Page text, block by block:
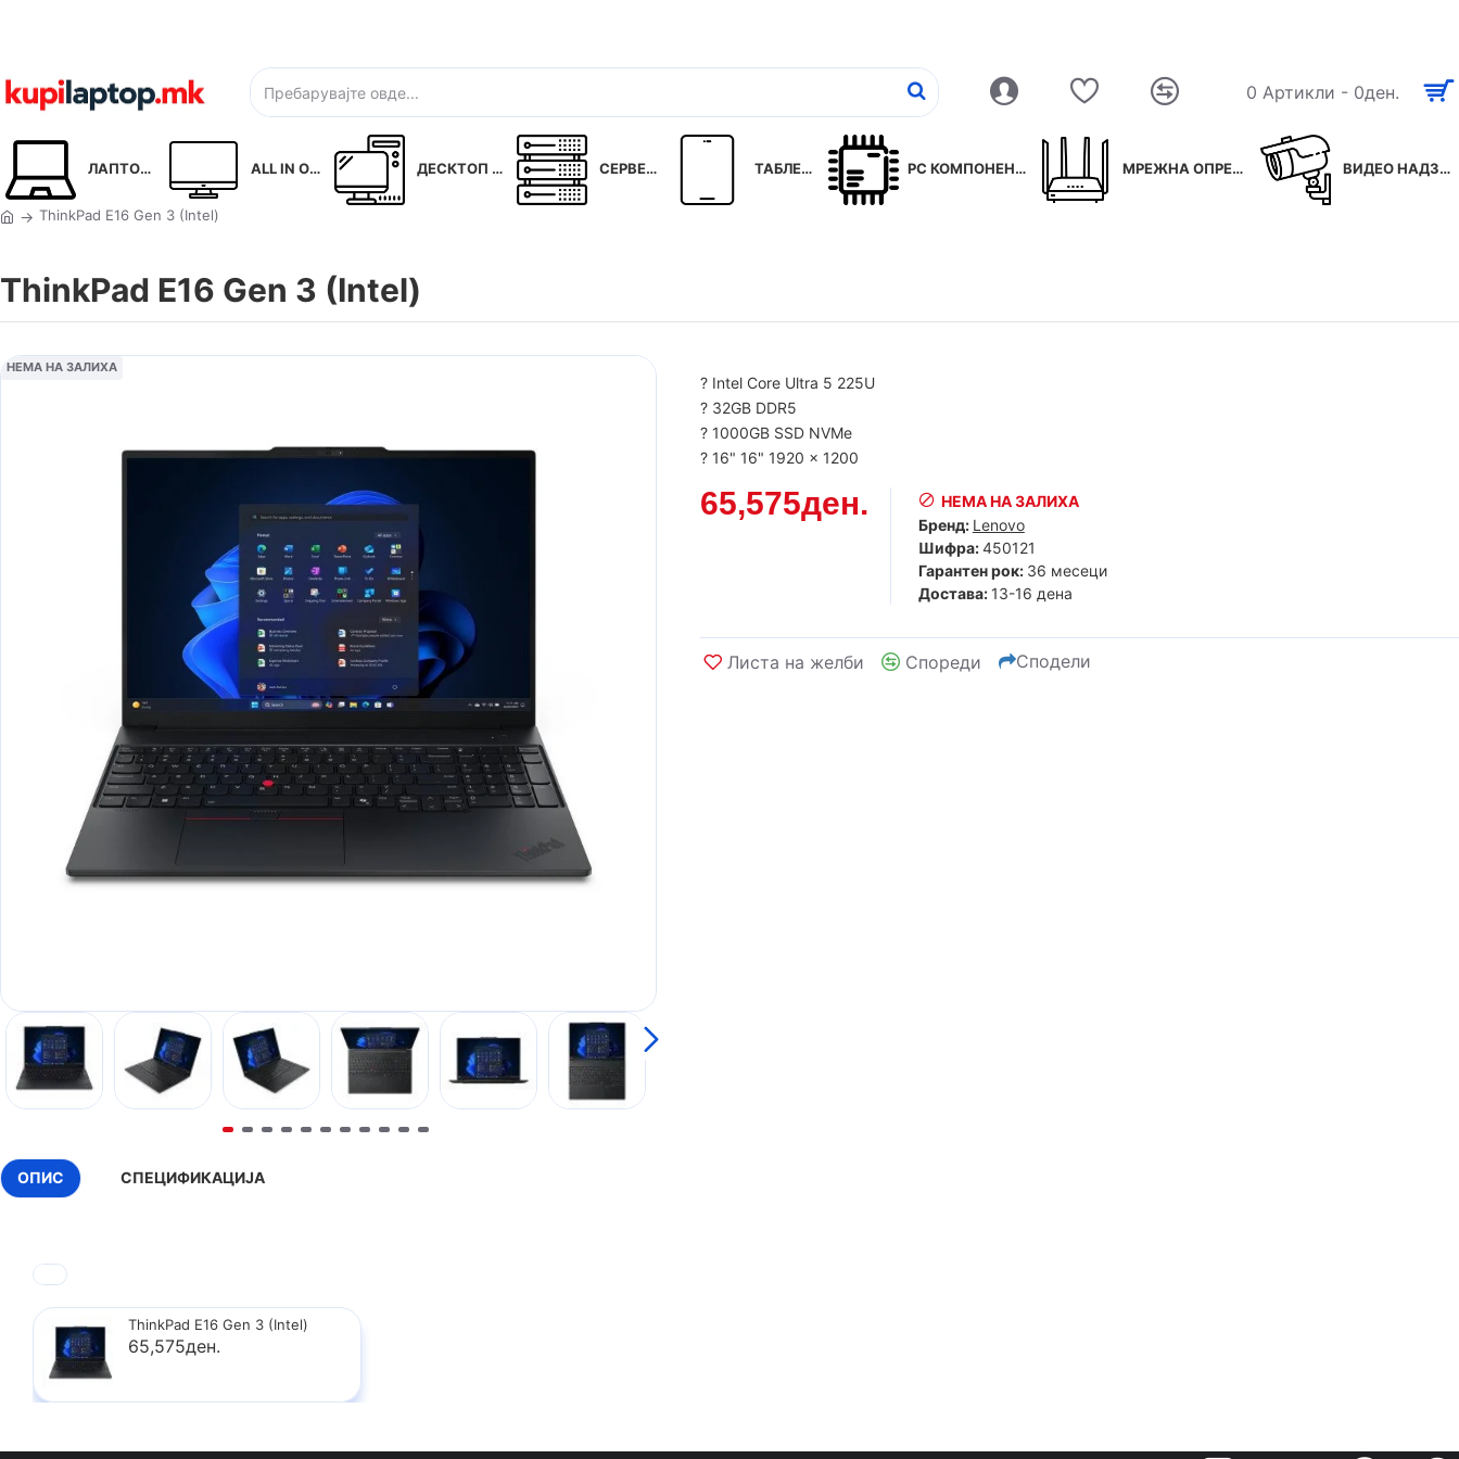
0 Артикли - 0ден.
ЛАПТОПИ ALL IN ONE ДЕСКТОП PC СЕРВЕРИ ТАБЛЕТИ PC КОМПОНЕНТИ МРЕЖНА ОПРЕМА ВИДЕО НАДЗОР
ThinkPad E16 Gen 3 (Intel)
ThinkPad E16 Gen 3 (Intel)
НЕМА НА ЗАЛИХА
? Intel Core Ultra 5 225U
? 32GB DDR5
? 1000GB SSD NVMe
? 16" 16" 1920 x 1200
65,575ден.
НЕМА НА ЗАЛИХА
Бренд: Lenovo
Шифра:450121
Гарантен рок: 36 месеци
Достава: 13-16 дена
Листа на желби Спореди Сподели
ОПИС СПЕЦИФИКАЦИЈА
ThinkPad E16 Gen 3 (Intel)
65,575ден.